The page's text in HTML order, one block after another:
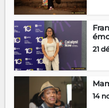
21
14